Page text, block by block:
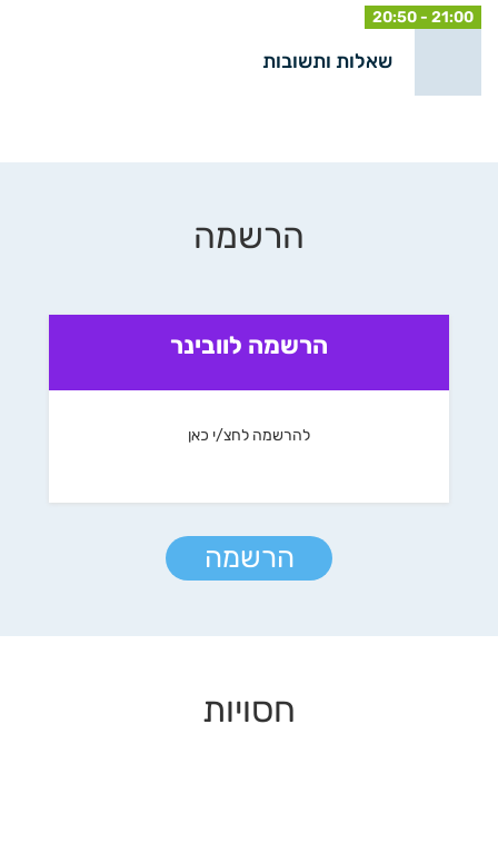
20:50 - 21:00
שאלות ותשובות
הרשמה
הרשמה לוובינר
להרשמה לחצ/י כאן
הרשמה
חסויות